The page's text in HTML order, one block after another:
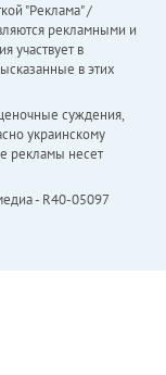
"Реклама" /
рекламными и
участвует в
в этих
суждения,
украинскому
рекламы несет
- R40-05097